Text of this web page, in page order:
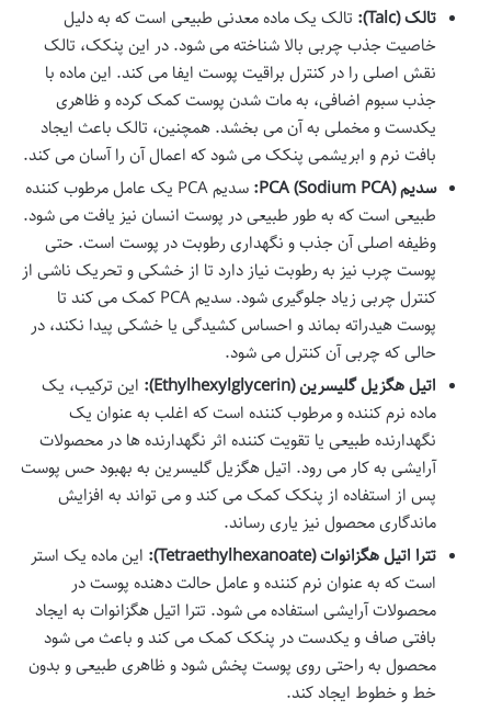
تالک (Talc):
تالک یک ماده معدنی طبیعی است که به دلیل
خاصیت جذب چربی بالا شناخته می شود. در این پنکک، تالک
نقش اصلی را در کنترل براقیت پوست ایفا می کند. این ماده با
جذب سبوم اضافی، به مات شدن پوست کمک کرده و ظاهری
یکدست و مخملی به آن می بخشد. همچنین، تالک باعث ایجاد
بافت نرم و ابریشمی پنکک می شود که اعمال آن را آسان می کند.
سدیم PCA (Sodium PCA):
سدیم PCA یک عامل مرطوب کننده
طبیعی است که به طور طبیعی در پوست انسان نیز یافت می شود.
وظیفه اصلی آن جذب و نگهداری رطوبت در پوست است. حتی
پوست چرب نیز به رطوبت نیاز دارد تا از خشکی و تحریک ناشی از
کنترل چربی زیاد جلوگیری شود. سدیم PCA کمک می کند تا
پوست هیدراته بماند و احساس کشیدگی یا خشکی پیدا نکند، در
حالی که چربی آن کنترل می شود.
اتیل هگزیل گلیسرین (Ethylhexylglycerin):
این ترکیب، یک
ماده نرم کننده و مرطوب کننده است که اغلب به عنوان یک
نگهدارنده طبیعی یا تقویت کننده اثر نگهدارنده ها در محصولات
آرایشی به کار می رود. اتیل هگزیل گلیسرین به بهبود حس پوست
پس از استفاده از پنکک کمک می کند و می تواند به افزایش
ماندگاری محصول نیز یاری رساند.
تترا اتیل هگزانوات (Tetraethylhexanoate):
این ماده یک استر
است که به عنوان نرم کننده و عامل حالت دهنده پوست در
محصولات آرایشی استفاده می شود. تترا اتیل هگزانوات به ایجاد
بافتی صاف و یکدست در پنکک کمک می کند و باعث می شود
محصول به راحتی روی پوست پخش شود و ظاهری طبیعی و بدون
خط و خطوط ایجاد کند.